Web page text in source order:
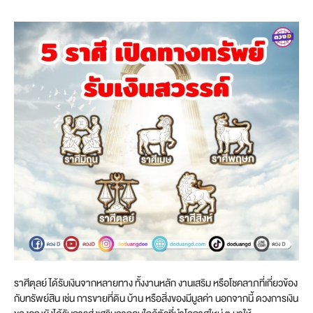
ราศีตุลย์ ได้รับเงินจากหลายทาง ทั้งงานหลัก งานเสริม หรือโชคลาภที่เกี่ยวข้อง
กับทรัพย์สิน เช่น การขายที่ดิน บ้าน หรือสิ่งของมีมูลค่า นอกจากนี้ ดวงการเงิน